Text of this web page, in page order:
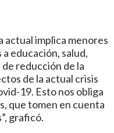
actual implica menores
educación, salud,
reducción de la
de la actual crisis
19. Esto nos obliga
que tomen en cuenta
graficó.